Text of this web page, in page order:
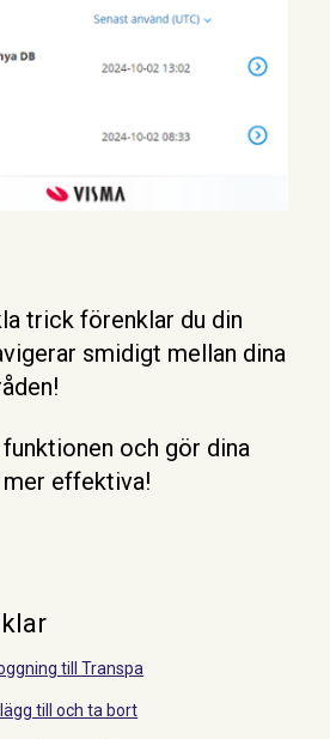
trick förenklar du din
smidigt mellan dina
och gör dina
effektiva!
till Transpa
till och ta bort